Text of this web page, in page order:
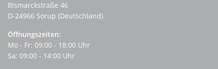
Bismarckstraße 46
D-24966 Sörup (Deutschland)
Öffnungszeiten:
Mo - Fr: 09:00 - 18:00 Uhr
Sa: 09:00 - 14:00 Uhr